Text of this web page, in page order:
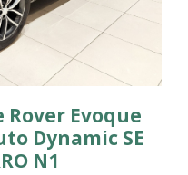
Rover Evoque
Dynamic SE
N1